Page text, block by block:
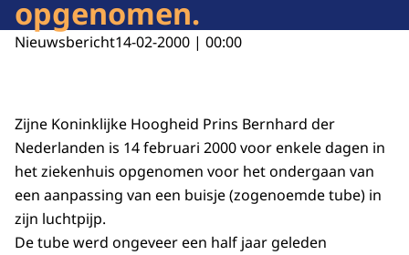
opgenomen.
Nieuwsbericht14-02-2000 | 00:00
Zijne Koninklijke Hoogheid Prins Bernhard der
Nederlanden is 14 februari 2000 voor enkele dagen in
het ziekenhuis opgenomen voor het ondergaan van
een aanpassing van een buisje (zogenoemde tube) in
zijn luchtpijp.
De tube werd ongeveer een half jaar geleden